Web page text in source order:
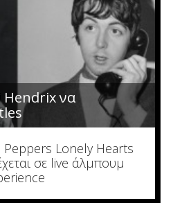
Hendrix να
Peppers Lonely Hearts
σε live άλμπουμ